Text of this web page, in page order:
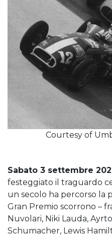
Courtesy of
Sabato 3 settembre
festeggiato il traguardo
un secolo ha percorso la
Gran Premio scorrono –
Nuvolari, Niki Lauda,
Schumacher, Lewis